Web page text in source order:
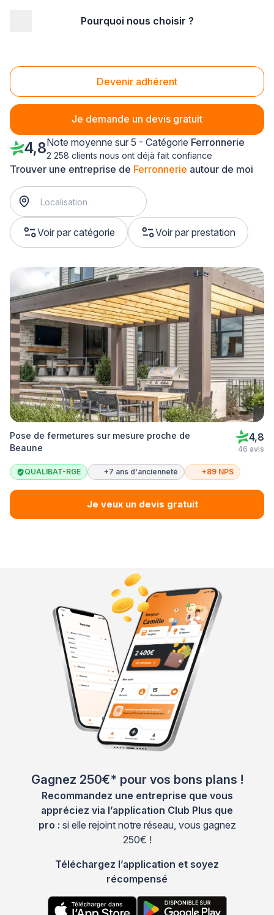
Pourquoi nous choisir ?
Devenir adhérent
Je demande un devis gratuit
Ferronnerie Côte-d'Or (21)
Trouver une entreprise de Ferronnerie autour de moi
Voir par catégorie Voir par prestation
4,8Note moyenne sur 5 - Catégorie Ferronnerie
2 258 clients nous ont déjà fait confiance
Pose de fermetures sur mesure proche de
Beaune
4,8
46 avis
QUALIBAT-RGE +7 ans d'ancienneté +89 NPS
Je veux un devis gratuit
Gagnez 250€* pour vos bons plans !
Recommandez une entreprise que vous
appréciez via l’application Club Plus que
pro : si elle rejoint notre réseau, vous gagnez
250€ !
Téléchargez l’application et soyez
récompensé